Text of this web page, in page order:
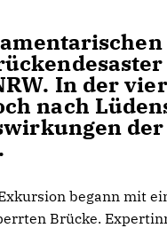
In der
nach
begann mit
Brücke.